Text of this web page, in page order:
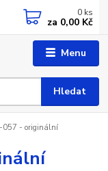
Menu
Hledat
0 ks
za 0,00 Kč
057 - originální